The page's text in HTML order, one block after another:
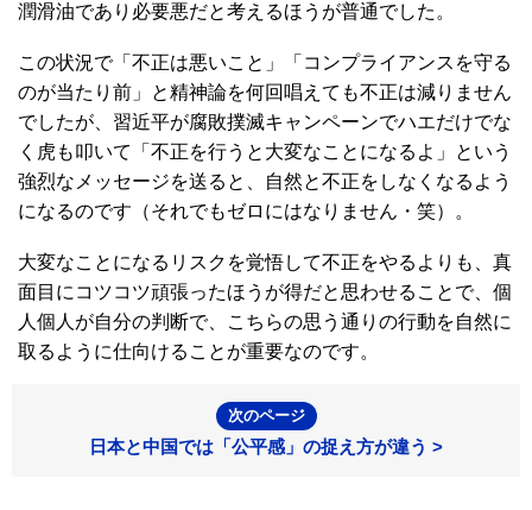
潤滑油であり必要悪だと考えるほうが普通でした。
この状況で「不正は悪いこと」「コンプライアンスを守る
のが当たり前」と精神論を何回唱えても不正は減りません
でしたが、習近平が腐敗撲滅キャンペーンでハエだけでな
く虎も叩いて「不正を行うと大変なことになるよ」という
強烈なメッセージを送ると、自然と不正をしなくなるよう
になるのです（それでもゼロにはなりません・笑）。
大変なことになるリスクを覚悟して不正をやるよりも、真
面目にコツコツ頑張ったほうが得だと思わせることで、個
人個人が自分の判断で、こちらの思う通りの行動を自然に
取るように仕向けることが重要なのです。
次のページ
日本と中国では「公平感」の捉え方が違う >